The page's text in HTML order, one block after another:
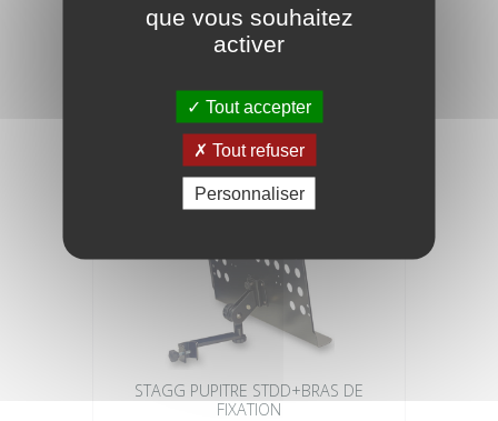
18,90 €
STAGG PUPITRE STDD+BRAS DE
FIXATION
que vous souhaitez
activer
Tout accepter
Tout refuser
Personnaliser